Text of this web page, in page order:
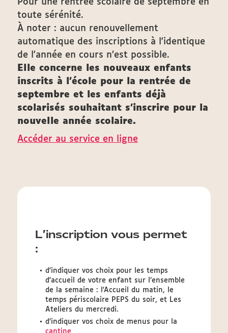
Pour une rentrée scolaire de septembre en
toute sérénité.
À noter : aucun renouvellement
automatique des inscriptions à l'identique
de l'année en cours n’est possible.
Elle concerne les nouveaux enfants
inscrits à l’école pour la rentrée de
septembre et les enfants déjà
scolarisés souhaitant s'inscrire pour la
nouvelle année scolaire.
Accéder au service en ligne
L’inscription vous permet
:
d’indiquer vos choix pour les temps
d’accueil de votre enfant sur l’ensemble
de la semaine : l'Accueil du matin, le
temps périscolaire PEPS du soir, et Les
Ateliers du mercredi.
d’indiquer vos choix de menus pour la
cantine